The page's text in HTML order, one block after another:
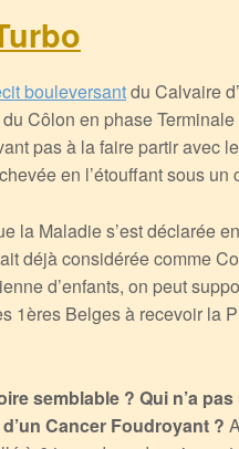
bouleversantdu Calvaire
Côlon en phase
pas à la faire partir avec
en l’étouffant sous un
la Maladie s’est déclarée
déjà considérée comme
d’enfants, on peut
1ères Belges à recevoir la
semblable ? Qui n’a
Cancer Foudroyant ?